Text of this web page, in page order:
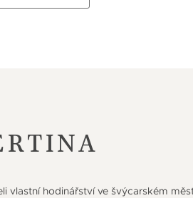
vlastní hodinářství ve švýcarském